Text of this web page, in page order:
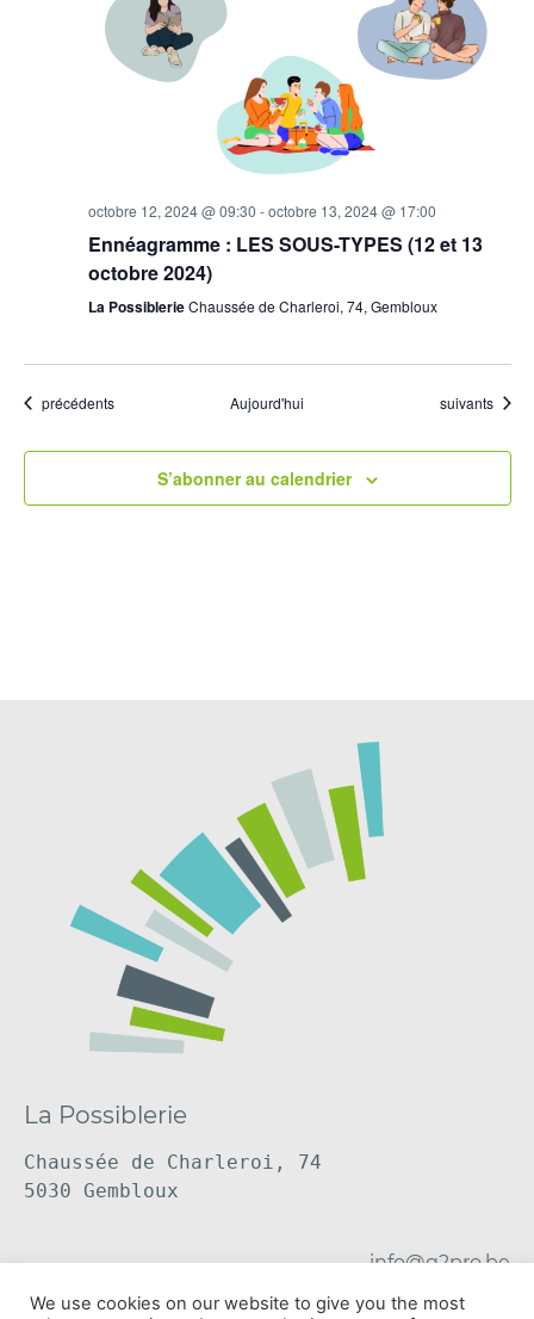
octobre 12, 2024 @ 09:30 -octobre 13, 2024 @ 17:00
Ennéagramme : LES SOUS-TYPES (12 et 13
octobre 2024)
La PossiblerieChaussée de Charleroi, 74, Gembloux
Évènements
précédents Aujourd'hui Évènements
suivants
S’abonner au calendrier
La Possiblerie
Chaussée de Charleroi, 74
5030 Gembloux
info@g2pro.be
Suivez-nous surLinkedin
We use cookies on our website to give you the most